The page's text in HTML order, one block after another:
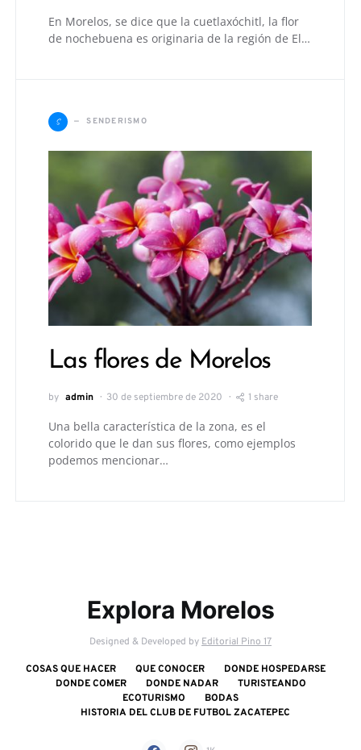
En Morelos, se dice que la cuetlaxóchitl, la flor
de nochebuena es originaria de la región de El…
S SENDERISMO
Las flores de Morelos
by admin 30 de septiembre de 2020 1 share
Una bella característica de la zona, es el
colorido que le dan sus flores, como ejemplos
podemos mencionar…
Explora Morelos
Designed & Developed by Editorial Pino 17
COSAS QUE HACER QUE CONOCER
DONDE HOSPEDARSE
DONDE COMER
DONDE NADAR
TURISTEANDO
ECOTURISMO
BODAS
HISTORIA DEL CLUB DE FUTBOL ZACATEPEC